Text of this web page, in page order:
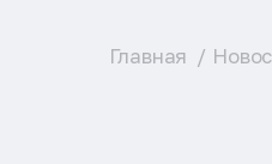
Главная